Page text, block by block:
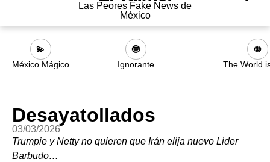
Las Peores Fake News de
México
💫
México Mágico
🤓
Ignorante
🌐
The World
Desayatollados
03/03/2026
Trumpie y Netty no quieren que Irán elija nuevo Lider
Barbudo…